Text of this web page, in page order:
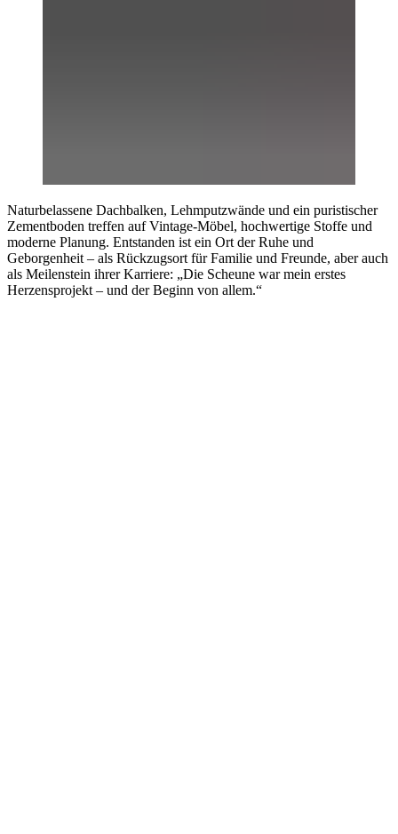
Naturbelassene Dachbalken, Lehmputzwände und ein puristischer
Zementboden treffen auf Vintage-Möbel, hochwertige Stoffe und
moderne Planung. Entstanden ist ein Ort der Ruhe und
Geborgenheit – als Rückzugsort für Familie und Freunde, aber auch
als Meilenstein ihrer Karriere: „Die Scheune war mein erstes
Herzensprojekt – und der Beginn von allem.“